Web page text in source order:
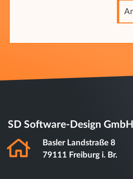
SD Software-Design GmbH
info@software-design.de
Mo - Do
08 - 16 Uhr